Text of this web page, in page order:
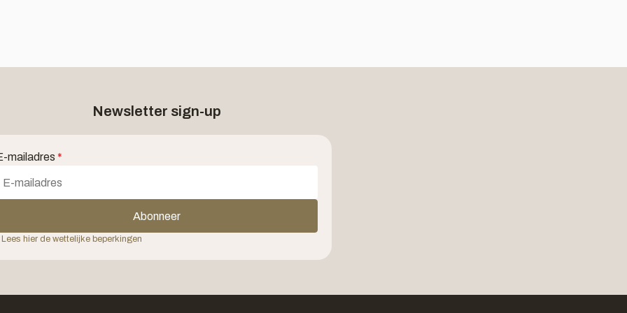
Newsletter sign-up
mailadres *
Abonneer
Lees hier de wettelijke beperkingen